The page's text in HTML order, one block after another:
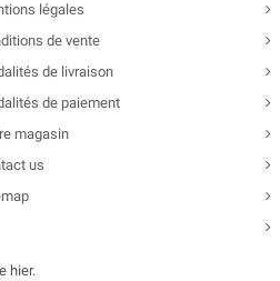
légales
de vente
de livraison
de paiement
magasin
us
hier.